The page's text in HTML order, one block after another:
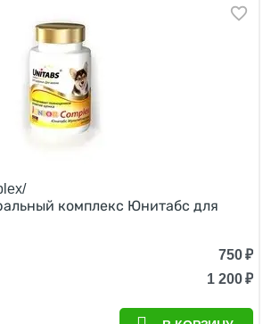
комплекс Юнитабс для
750₽
1 200₽